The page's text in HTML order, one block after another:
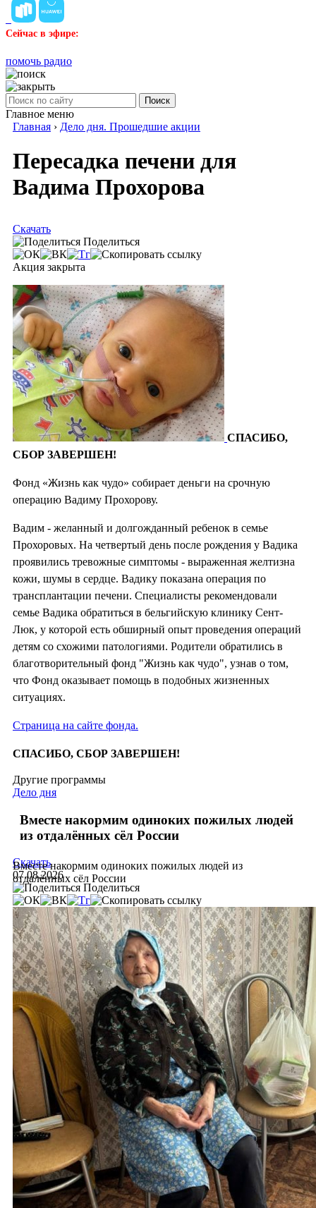
Сейчас в эфире:
помочь радио
Поиск
Главное меню
Главная › Дело дня. Прошедшие акции
Пересадка печени для
Вадима Прохорова
Скачать
Поделиться
Акция закрыта
СПАСИБО,
СБОР ЗАВЕРШЕН!
Фонд «Жизнь как чудо» собирает деньги на срочную
операцию Вадиму Прохорову.
Вадим - желанный и долгожданный ребенок в семье
Прохоровых. На четвертый день после рождения у Вадика
проявились тревожные симптомы - выраженная желтизна
кожи, шумы в сердце. Вадику показана операция по
трансплантации печени. Специалисты рекомендовали
семье Вадика обратиться в бельгийскую клинику Сент-
Люк, у которой есть обширный опыт проведения операций
детям со схожими патологиями. Родители обратились в
благотворительный фонд "Жизнь как чудо", узнав о том,
что Фонд оказывает помощь в подобных жизненных
ситуациях.
Страница на сайте фонда.
СПАСИБО, СБОР ЗАВЕРШЕН!
Другие программы
Дело дня
Вместе накормим одиноких пожилых людей
из отдалённых сёл России
Вместе накормим одиноких пожилых людей из
отдалённых сёл России
Скачать
07.08.2026
Поделиться